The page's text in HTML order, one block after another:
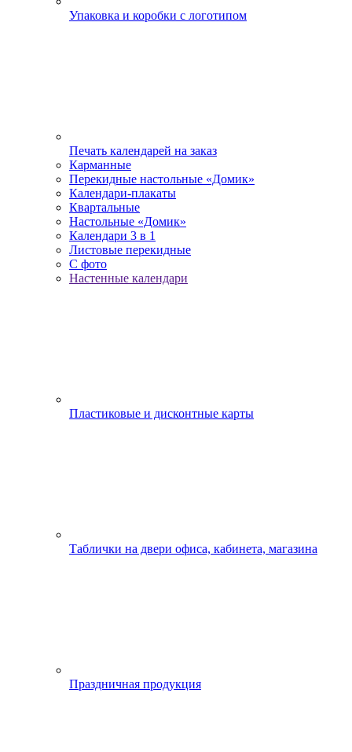
Упаковка и коробки с логотипом
Печать календарей на заказ
Карманные
Перекидные настольные «Домик»
Календари-плакаты
Квартальные
Настольные «Домик»
Календари 3 в 1
Листовые перекидные
С фото
Настенные календари
Пластиковые и дисконтные карты
Таблички на двери офиса, кабинета, магазина
Праздничная продукция